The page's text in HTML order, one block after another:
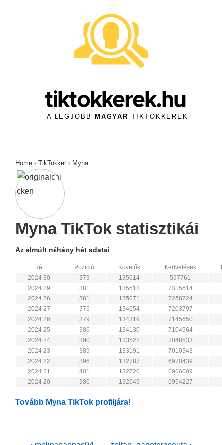
tiktokkerek.hu
A LEGJOBB MAGYAR TIKTOKKEREK
Home › TikTokker › Myna
Myna TikTok statisztikái
Az elmúlt néhány hét adatai
Hét Pozíció Követők Kedvelések
2024 30
379 135614
597761
2024 29
381 135513
7315614
2024 28
381 135071
7258724
2024 27
376 134654
7203797
2024 26
379 134319
7145650
2024 25
386 134130
7104964
2024 24
390 133522
7048533
2024 23
389 133191
7010343
2024 22
396 132787
6970439
2024 21
401 132720
6966009
2024 20
386 132649 6954227
Tovább Myna TikTok profiljára!